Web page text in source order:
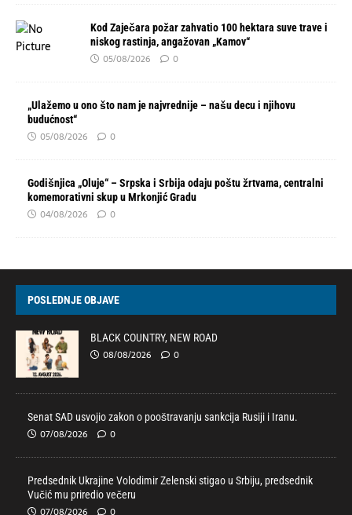
Kod Zaječara požar zahvatio 100 hektara suve trave i
niskog rastinja, angažovan „Kamov“
05/08/2026 0
„Ulažemo u ono što nam je najvrednije – našu decu i njihovu
budućnost“
05/08/2026 0
Godišnjica „Oluje“ – Srpska i Srbija odaju poštu žrtvama, centralni
komemorativni skup u Mrkonjić Gradu
04/08/2026 0
POSLEDNJE OBJAVE
BLACK COUNTRY, NEW ROAD
08/08/2026 0
Senat SAD usvojio zakon o pooštravanju sankcija Rusiji i Iranu.
07/08/2026 0
Predsednik Ukrajine Volodimir Zelenski stigao u Srbiju, predsednik
Vučić mu priredio večeru
07/08/2026 0